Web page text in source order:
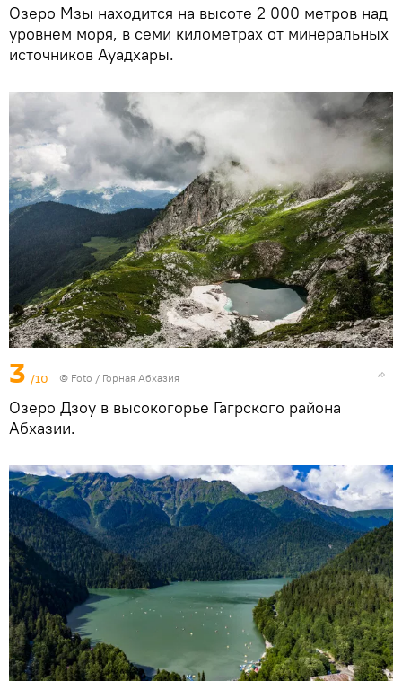
Озеро Мзы находится на высоте 2 000 метров над
уровнем моря, в семи километрах от минеральных
источников Ауадхары.
3 /10 © Foto / Горная Абхазия
Озеро Дзоу в высокогорье Гагрского района
Абхазии.